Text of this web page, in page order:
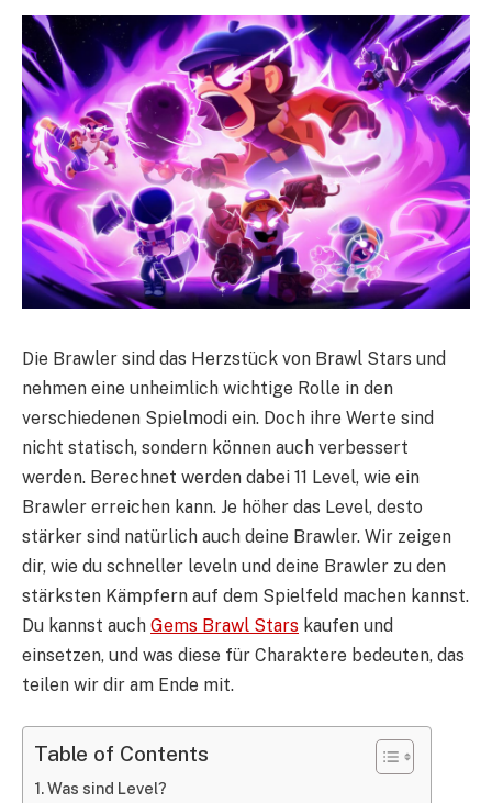
Die Brawler sind das Herzstück von Brawl Stars und
nehmen eine unheimlich wichtige Rolle in den
verschiedenen Spielmodi ein. Doch ihre Werte sind
nicht statisch, sondern können auch verbessert
werden. Berechnet werden dabei 11 Level, wie ein
Brawler erreichen kann. Je höher das Level, desto
stärker sind natürlich auch deine Brawler. Wir zeigen
dir, wie du schneller leveln und deine Brawler zu den
stärksten Kämpfern auf dem Spielfeld machen kannst.
Du kannst auch Gems Brawl Stars kaufen und
einsetzen, und was diese für Charaktere bedeuten, das
teilen wir dir am Ende mit.
Table of Contents
Was sind Level?